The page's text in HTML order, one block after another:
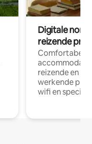
Digitale
reizende
Comfortabele
reizende en
werkende
wifi en